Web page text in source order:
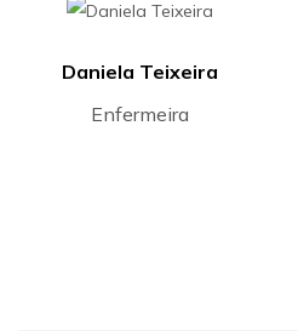
Daniela Teixeira
Enfermeira